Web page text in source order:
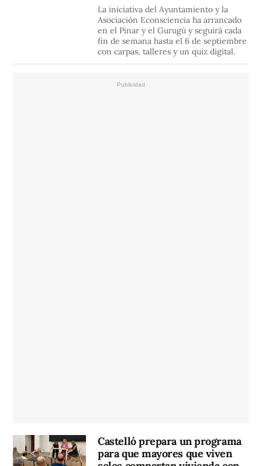
La iniciativa del Ayuntamiento y la
Asociación Econsciencia ha arrancado
en el Pinar y el Gurugú y seguirá cada
fin de semana hasta el 6 de septiembre
con carpas, talleres y un quiz digital.
Castelló prepara un programa
para que mayores que viven